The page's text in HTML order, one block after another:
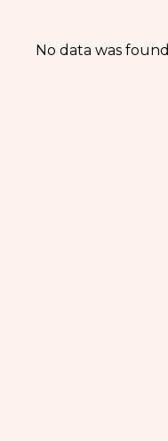
No data was found